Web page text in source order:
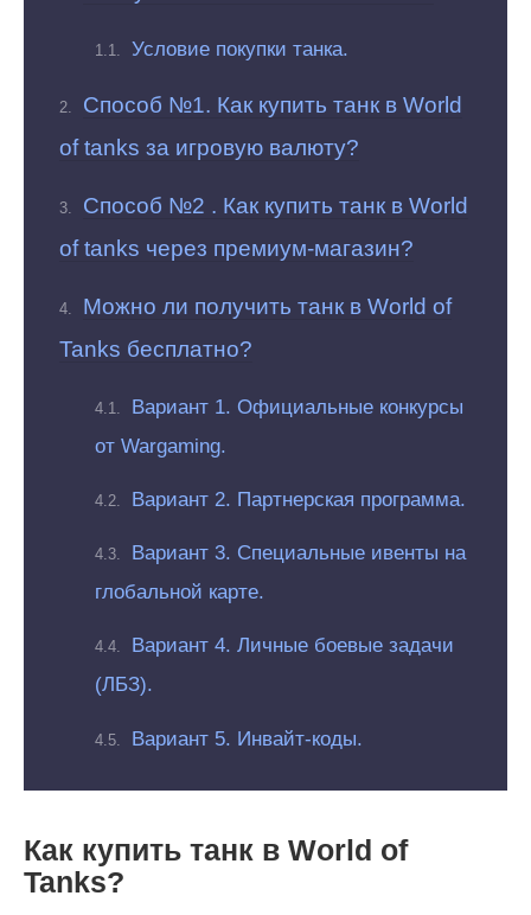
Условие покупки танка.
Способ №1. Как купить танк в World
of tanks за игровую валюту?
Способ №2 . Как купить танк в World
of tanks через премиум-магазин?
Можно ли получить танк в World of
Tanks бесплатно?
Вариант 1. Официальные конкурсы
от Wargaming.
Вариант 2. Партнерская программа.
Вариант 3. Специальные ивенты на
глобальной карте.
Вариант 4. Личные боевые задачи
(ЛБЗ).
Вариант 5. Инвайт-коды.
Как купить танк в World of
Tanks?